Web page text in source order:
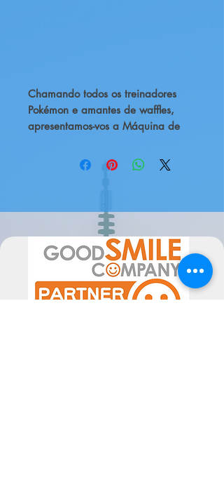
Chamando todos os treinadores
Pokémon e amantes de waffles,
apresentamos-vos a Máquina de
divertida e adorável máquina de
waffles é perfeita para criar
favorito de todos. Com placas
antiaderentes e controlos fáceis de
usar, fazer waffles Pokébola nunca
foi tão fácil. Quer esteja a
organizar uma festa com o tema
Pokémon ou simplesmente queira